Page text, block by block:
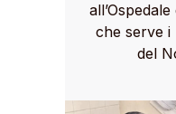
che serve i
del